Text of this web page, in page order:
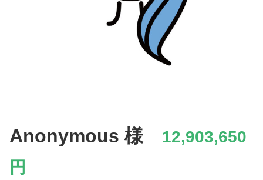
Anonymous 様
12,903,650
円